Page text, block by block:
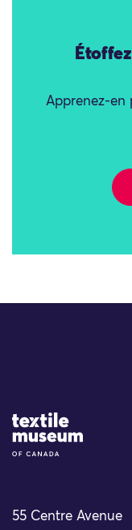
Apprenez-en
Site Logo
55 Centre Avenue